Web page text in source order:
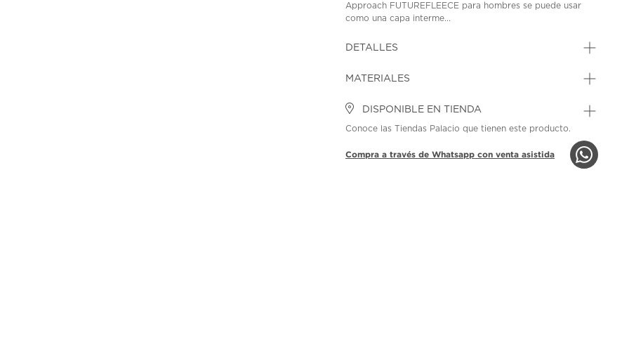
Approach FUTUREFLEECE para hombres se puede usar
como una capa interme...
DETALLES
MATERIALES
DISPONIBLE EN TIENDA
Conoce las Tiendas Palacio que tienen este producto.
Compra a través de Whatsapp con venta asistida